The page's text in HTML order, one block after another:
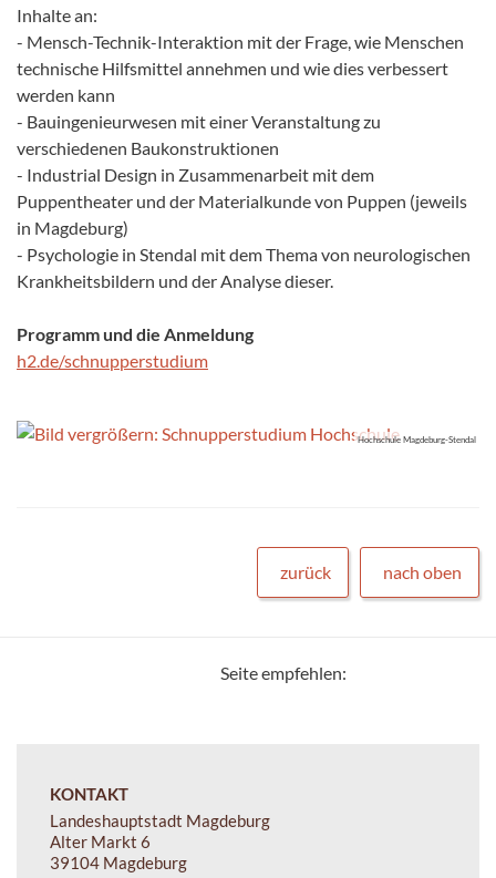
Inhalte an:
- Mensch-Technik-Interaktion mit der Frage, wie Menschen
technische Hilfsmittel annehmen und wie dies verbessert
werden kann
- Bauingenieurwesen mit einer Veranstaltung zu
verschiedenen Baukonstruktionen
- Industrial Design in Zusammenarbeit mit dem
Puppentheater und der Materialkunde von Puppen (jeweils
in Magdeburg)
- Psychologie in Stendal mit dem Thema von neurologischen
Krankheitsbildern und der Analyse dieser.
Programm und die Anmeldung
h2.de/schnupperstudium
Hochschule Magdeburg-Stendal
zurück nach oben
Seite empfehlen:
KONTAKT
Landeshauptstadt Magdeburg
Alter Markt 6
39104 Magdeburg